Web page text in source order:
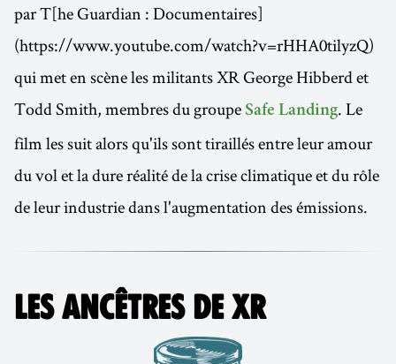
par T[he Guardian : Documentaires]
(https://www.youtube.com/watch?v=rHHA0tilyzQ)
qui met en scène les militants XR George Hibberd et
Todd Smith, membres du groupe Safe Landing. Le
film les suit alors qu'ils sont tiraillés entre leur amour
du vol et la dure réalité de la crise climatique et du rôle
de leur industrie dans l'augmentation des émissions.
LES ANCÊTRES DE XR